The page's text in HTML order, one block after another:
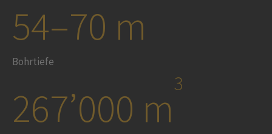
54–70 m
Bohrtiefe
267’000 m
3